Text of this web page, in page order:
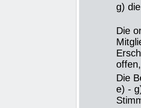
g)
Die
Die
e) -